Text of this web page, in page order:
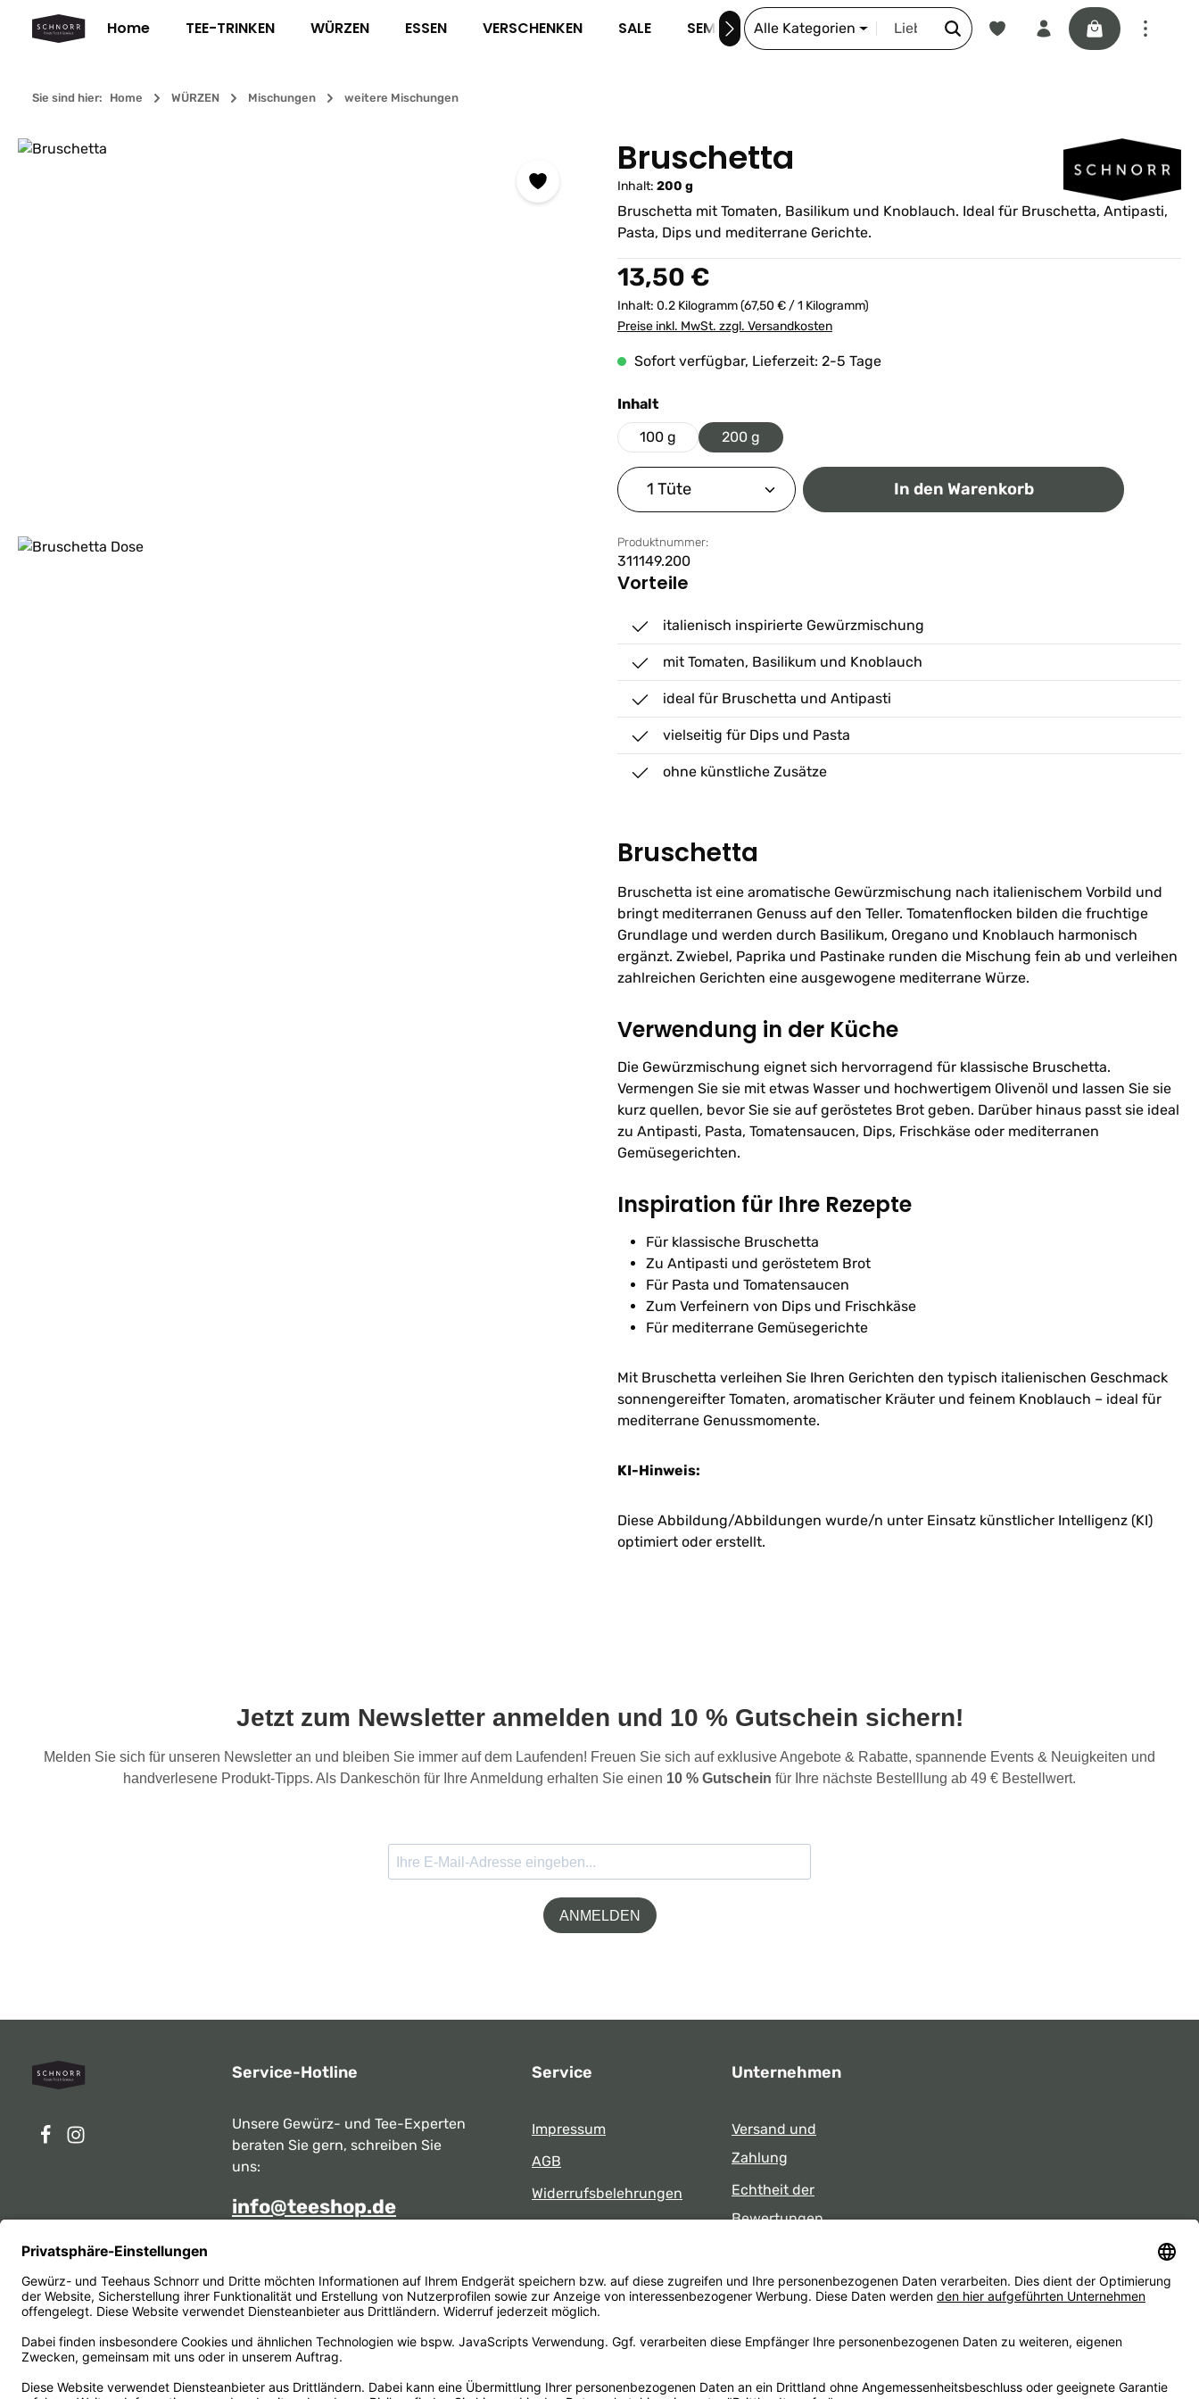
Hauptinhalt springen
Zur Suche springen
Zur Hauptnavigation springen
Home TEE-TRINKEN WÜRZEN ESSEN VERSCHENKEN SALE SEMINARE DIE SCHNORR-STORY
Alle Kategorien
Du hast 0 Produkte auf dem
Warenkorb
Sie sind hier: Home WÜRZEN Mischungen weitere Mischungen
Bildergalerie überspringen Bruschetta
Inhalt: 200 g
Bruschetta mit Tomaten, Basilikum und Knoblauch. Ideal für Bruschetta, Antipasti,
Pasta, Dips und mediterrane Gerichte.
Regulärer Preis:
13,50 €
Inhalt: 0.2 Kilogramm(67,50 € / 1 Kilogramm)
Preise inkl. MwSt. zzgl. Versandkosten
Sofort verfügbar, Lieferzeit: 2-5 Tage
Inhaltauswählen
100 g
200 g
Produkt Anzahl: Gib den gewünschten Wert ein oder
In den Warenkorb
Produktnummer:
311149.200
Vorteile
italienisch inspirierte Gewürzmischung
mit Tomaten, Basilikum und Knoblauch
ideal für Bruschetta und Antipasti
vielseitig für Dips und Pasta
ohne künstliche Zusätze
Bruschetta
Bruschetta ist eine aromatische Gewürzmischung nach italienischem Vorbild und
bringt mediterranen Genuss auf den Teller. Tomatenflocken bilden die fruchtige
Grundlage und werden durch Basilikum, Oregano und Knoblauch harmonisch
ergänzt. Zwiebel, Paprika und Pastinake runden die Mischung fein ab und verleihen
zahlreichen Gerichten eine ausgewogene mediterrane Würze.
Verwendung in der Küche
Die Gewürzmischung eignet sich hervorragend für klassische Bruschetta.
Vermengen Sie sie mit etwas Wasser und hochwertigem Olivenöl und lassen Sie sie
kurz quellen, bevor Sie sie auf geröstetes Brot geben. Darüber hinaus passt sie ideal
zu Antipasti, Pasta, Tomatensaucen, Dips, Frischkäse oder mediterranen
Gemüsegerichten.
Inspiration für Ihre Rezepte
Für klassische Bruschetta
Zu Antipasti und geröstetem Brot
Für Pasta und Tomatensaucen
Zum Verfeinern von Dips und Frischkäse
Für mediterrane Gemüsegerichte
Mit Bruschetta verleihen Sie Ihren Gerichten den typisch italienischen Geschmack
sonnengereifter Tomaten, aromatischer Kräuter und feinem Knoblauch – ideal für
mediterrane Genussmomente.
KI-Hinweis:
Diese Abbildung/Abbildungen wurde/n unter Einsatz künstlicher Intelligenz (KI)
optimiert oder erstellt.
Jetzt zum Newsletter anmelden und 10 % Gutschein sichern!
Melden Sie sich für unseren Newsletter an und bleiben Sie immer auf dem Laufenden! Freuen Sie sich auf exklusive Angebote & Rabatte, spannende Events & Neuigkeiten und
handverlesene Produkt-Tipps. Als Dankeschön für Ihre Anmeldung erhalten Sie einen 10 % Gutschein für Ihre nächste Bestelllung ab 49 € Bestellwert.
ANMELDEN
Service-Hotline
Unsere Gewürz- und Tee-Experten
beraten Sie gern, schreiben Sie
uns:
info@teeshop.de
Mo - Sa zwischen 10:00 - 17:00 Uhr
unter:
Service
Impressum
AGB
Widerrufsbelehrungen
Datenschutz
Unternehmen
Versand und
Zahlung
Echtheit der
Bewertungen
Laden